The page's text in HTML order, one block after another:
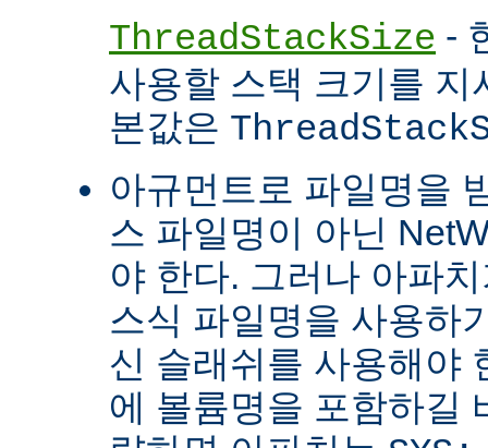
ThreadStackSize -
사용할 스택 크기를 지
본값은
아규먼트로 파일명을
스 파일명이 아닌
야 한다. 그러나 아파
스식 파일명을 사용하
신 슬래쉬를 사용해야
에 볼륨명을 포함하길